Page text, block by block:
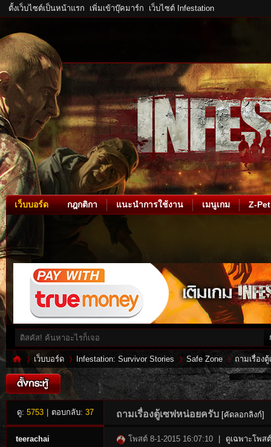
ตั้งเว็บไซต์เป็นหน้าแรก เพิ่มเข้าบุ๊คมาร์ก เว็บไซต์ Infestation
เว็บบอร์ด กฎกติกา แนะนำการใช้งาน เมนูเกม Z-Pet
Inf»
เว็บบอร์ด
›
Infestation: Survivor Stories
›
Safe Zone
›
ถามเรื่อง
ดู: 5753 ตอบกลับ: 37 ถามเรื่องตู้เซฟหน่อยครับ [คัดลอกลิงก์]
teerachai โพสต์ 8-1-2015 16:07:10 ดูเฉพาะโพส